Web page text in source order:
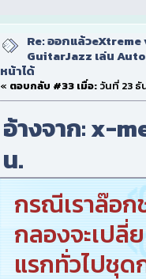
Re: ออกแล้ว
GuitarJazz เล่น
หน้าได้
« ตอบกลับ #33 เมื่อ: วันที่ 23 ธั
อ้างจาก: x-
น.
กรณีเราล๊อก
กลองจะเปลี่
แรกทั่วไปชุด